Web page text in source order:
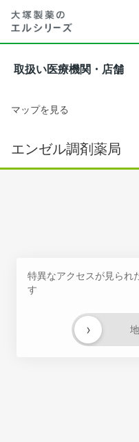
取扱い医療機関・店舗
マップを見る
エンゼル調剤薬局
特異なアクセスが見られ
す
›